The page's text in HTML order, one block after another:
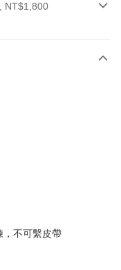
NT$1,800
，不可繫皮帶